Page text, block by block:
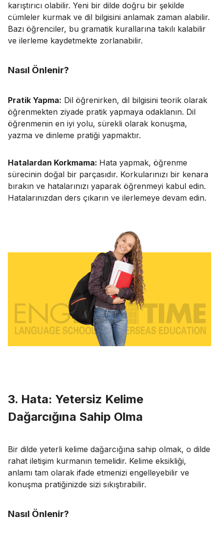
karıştırıcı olabilir. Yeni bir dilde doğru bir şekilde
cümleler kurmak ve dil bilgisini anlamak zaman alabilir.
Bazı öğrenciler, bu gramatik kurallarına takılı kalabilir
ve ilerleme kaydetmekte zorlanabilir.
Nasıl Önlenir?
Pratik Yapma: Dil öğrenirken, dil bilgisini teorik olarak
öğrenmekten ziyade pratik yapmaya odaklanın. Dil
öğrenmenin en iyi yolu, sürekli olarak konuşma,
yazma ve dinleme pratiği yapmaktır.
Hatalardan Korkmama: Hata yapmak, öğrenme
sürecinin doğal bir parçasıdır. Korkularınızı bir kenara
bırakın ve hatalarınızı yaparak öğrenmeyi kabul edin.
Hatalarınızdan ders çıkarın ve ilerlemeye devam edin.
3. Hata: Yetersiz Kelime
Dağarcığına Sahip Olma
Bir dilde yeterli kelime dağarcığına sahip olmak, o dilde
rahat iletişim kurmanın temelidir. Kelime eksikliği,
anlamı tam olarak ifade etmenizi engelleyebilir ve
konuşma pratiğinizde sizi sıkıştırabilir.
Nasıl Önlenir?